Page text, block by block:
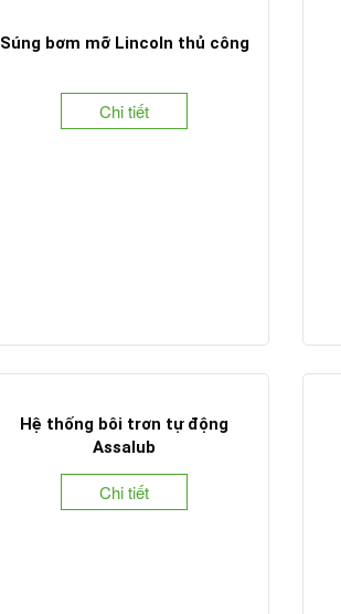
Súng bơm mỡ Lincoln thủ công
Chi tiết
Hệ thống bôi trơn tự động
Assalub
Chi tiết